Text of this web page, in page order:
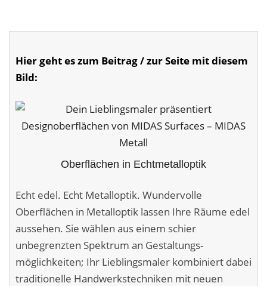
Malerarbeiten in der Region
Stellenangebote: Maler-Facharbeiter gesucht
Leistungen ›
Altbausanierung
Betonoptik
Bodenbeläge & Designböden
Business Feng-Shui
Der gesunde Raum
Echtmetalloptik
Hier geht es zum Beitrag / zur Seite mit diesem
Bild:
Oberflächen in Echtmetalloptik
Echt edel. Echt Metalloptik. Wundervolle
Oberflächen in Metalloptik lassen Ihre Räume edel
aussehen. Sie wählen aus einem schier
unbegrenzten Spektrum an Gestaltungs­
möglichkeiten; Ihr Lieblingsmaler kombiniert dabei
traditionelle Handwerks­techniken mit neuen